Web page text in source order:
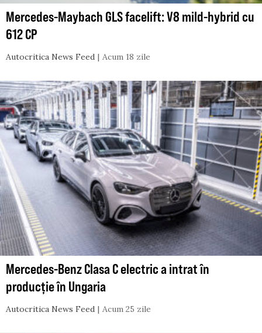
Mercedes-Maybach GLS facelift: V8 mild-hybrid cu
612 CP
Autocritica News Feed Acum 18 zile
Mercedes-Benz Clasa C electric a intrat în
producție în Ungaria
Autocritica News Feed Acum 25 zile